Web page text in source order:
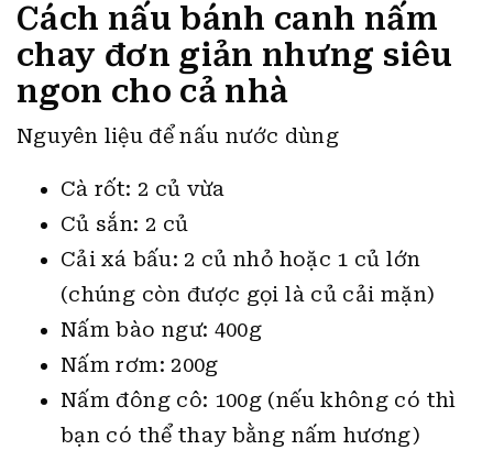
Cách nấu bánh canh nấm
chay đơn giản nhưng siêu
ngon cho cả nhà
Nguyên liệu để nấu nước dùng
Cà rốt: 2 củ vừa
Củ sắn: 2 củ
Cải xá bấu: 2 củ nhỏ hoặc 1 củ lớn
(chúng còn được gọi là củ cải mặn)
Nấm bào ngư: 400g
Nấm rơm: 200g
Nấm đông cô: 100g (nếu không có thì
bạn có thể thay bằng nấm hương)